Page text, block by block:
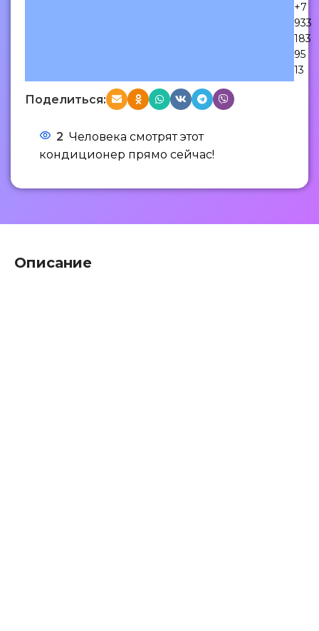
+7
933
183
95
13
Поделиться:
2 Человека смотрят этот
кондиционер прямо сейчас!
Описание